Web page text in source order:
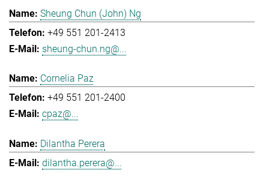
Sheung Chun (John) Ng
+49 551 201-2413
sheung-chun.ng@...
Cornelia Paz
+49 551 201-2400
cpaz@...
Dilantha Perera
dilantha.perera@...